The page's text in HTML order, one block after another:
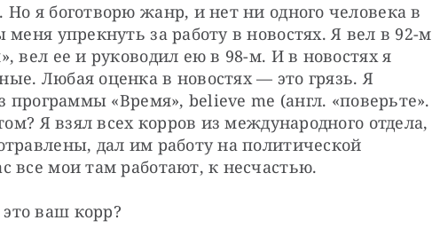
я боготворю жанр, и нет ни одного человека в
упрекнуть за работу в новостях. Я вел в 92-м
вел ее и руководил ею в 98-м. И в новостях я
Любая оценка в новостях — это грязь. Я
программы «Время», believe me (англ. «поверьте».
Я взял всех корров из международного отдела,
дал им работу на политической
все мои там работают, к несчастью.
ваш корр?